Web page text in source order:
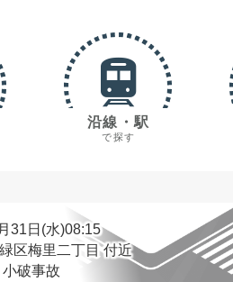
沿線・駅
で探す
31日(水)08:15
区梅里二丁目 付近
破事故